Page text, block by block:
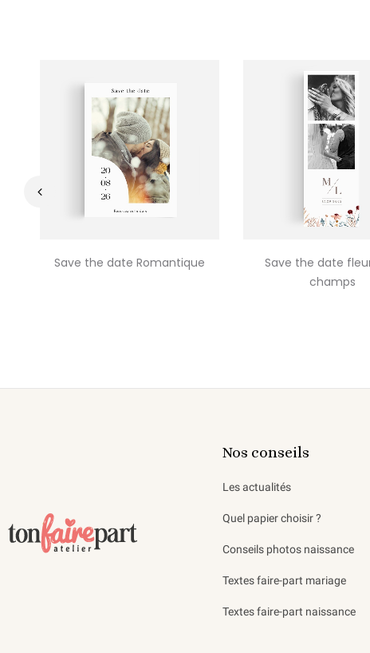
Save the date Romantique
Save the date
champs
Nos conseils
Les actualités
Quel papier choisir ?
Conseils photos naissance
Textes faire-part mariage
Textes faire-part naissance